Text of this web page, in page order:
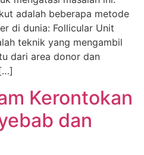
adalah beberapa metode
di dunia: Follicular Unit
teknik yang mengambil
dari area donor dan
Kerontokan
dan